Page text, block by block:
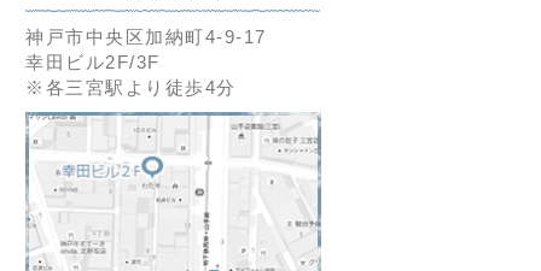
神戸市中央区加納町4-9-17
幸田ビル2F/3F
※各三宮駅より徒歩4分